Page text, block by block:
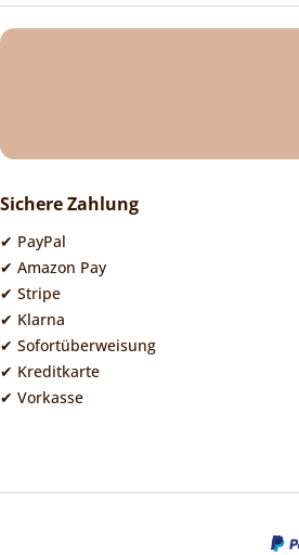
Sichere Zahlung
✔ PayPal
✔ Amazon Pay
✔ Stripe
✔ Klarna
✔ Sofortüberweisung
✔ Kreditkarte
✔ Vorkasse